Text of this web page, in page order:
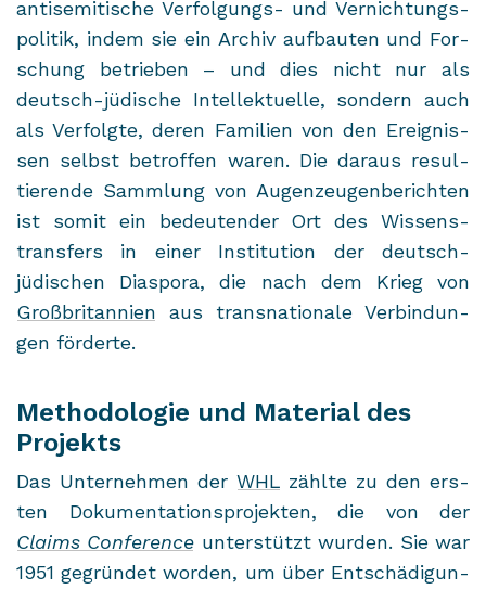
an­ti­se­mi­ti­sche Verfolgungs-​ und Ver­nich­tungs­
po­li­tik, indem sie ein Ar­chiv auf­bau­ten und For­
schung be­trie­ben – und dies nicht nur als
deutsch-​jüdische In­tel­lek­tu­el­le, son­dern auch
als Ver­folg­te, deren Fa­mi­li­en von den Er­eig­nis­
sen selbst be­trof­fen waren. Die dar­aus re­sul­
tie­ren­de Samm­lung von Au­gen­zeu­gen­be­rich­ten
ist somit ein be­deu­ten­der Ort des Wis­sens­
trans­fers in einer In­sti­tu­ti­on der deutsch-​
jüdischen Dia­spo­ra, die nach dem Krieg von
Groß­bri­tan­ni­en aus trans­na­tio­na­le Ver­bin­dun­
gen för­der­te.
Methodologie und Material des
Projekts
Das Un­ter­neh­men der WHL zähl­te zu den ers­
ten Do­ku­men­ta­ti­ons­pro­jek­ten, die von der
Claims Con­fe­rence un­ter­stützt wur­den. Sie war
1951 ge­grün­det wor­den, um über Ent­schä­di­gun­